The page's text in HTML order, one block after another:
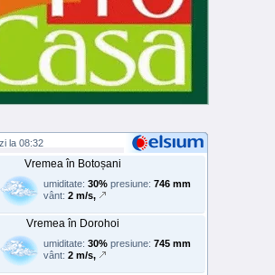
la 08:32
Vremea în Botoșani
umiditate: 30% presiune: 746 mm
vânt: 2 m/s,
Vremea în Dorohoi
umiditate: 30% presiune: 745 mm
vânt: 2 m/s,